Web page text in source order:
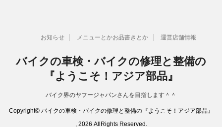
お知らせ メニューとかお品書きとか 運営店舗情報
バイクの車検・バイクの修理と整備の
『ようこそ！アジア部品』
バイク界のヤフージャパンさんを目指します＾＾
Copyright© バイクの車検・バイクの修理と整備の『ようこそ！アジア部品』
, 2026 AllRights Reserved.